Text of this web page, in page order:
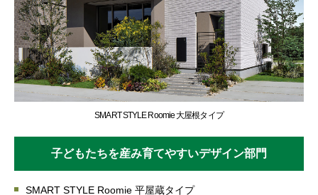
SMART STYLE Roomie 大屋根タイプ
子どもたちを産み育てやすいデザイン部門
SMART STYLE Roomie 平屋蔵タイプ